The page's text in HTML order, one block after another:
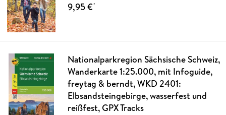
9,95 €*
Nationalparkregion Sächsische Schweiz,
Wanderkarte 1:25.000, mit Infoguide,
freytag & berndt, WKD 2401:
Elbsandsteingebirge, wasserfest und
reißfest, GPX Tracks